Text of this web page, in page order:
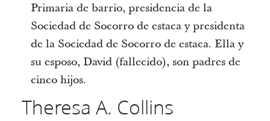
Primaria de barrio, presidencia de la
Sociedad de Socorro de estaca y presidenta
de la Sociedad de Socorro de estaca. Ella y
su esposo, David (fallecido), son padres de
cinco hijos.
Theresa A. Collins